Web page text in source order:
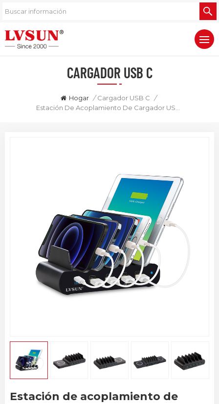
CARGADOR USB C
Hogar / Cargador USB C
/
Estación de acoplamiento de